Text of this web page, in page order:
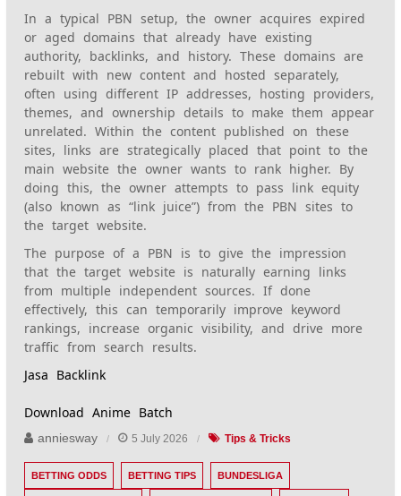
In a typical PBN setup, the owner acquires expired
or aged domains that already have existing
authority, backlinks, and history. These domains are
rebuilt with new content and hosted separately,
often using different IP addresses, hosting providers,
themes, and ownership details to make them appear
unrelated. Within the content published on these
sites, links are strategically placed that point to the
main website the owner wants to rank higher. By
doing this, the owner attempts to pass link equity
(also known as “link juice”) from the PBN sites to
the target website.
The purpose of a PBN is to give the impression
that the target website is naturally earning links
from multiple independent sources. If done
effectively, this can temporarily improve keyword
rankings, increase organic visibility, and drive more
traffic from search results.
Jasa Backlink
Download Anime Batch
anniesway 5 July 2026 Tips & Tricks
BETTING ODDS BETTING TIPS BUNDESLIGA